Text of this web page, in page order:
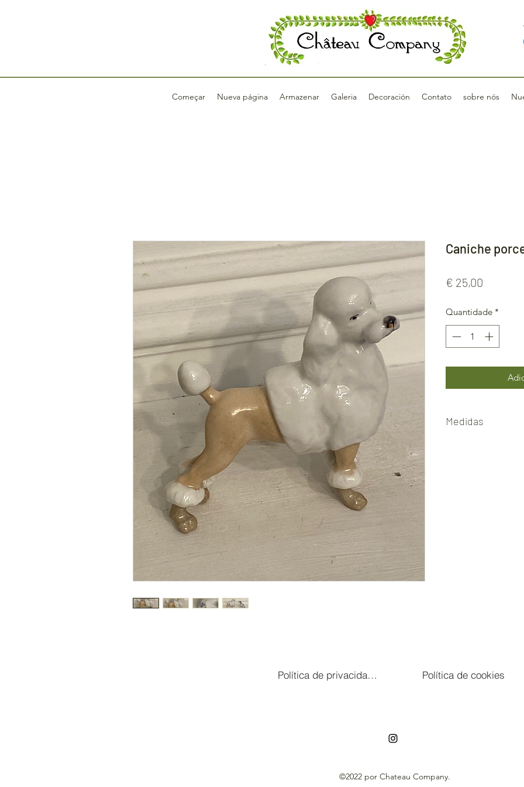
Começar Nueva página Armazenar Galeria Decoración Contato sobre nós
Caniche
€ 25,00
Quantidade *
Medidas
696729511
Política de privacidade Política de cookies
©2022 por Chateau Company.